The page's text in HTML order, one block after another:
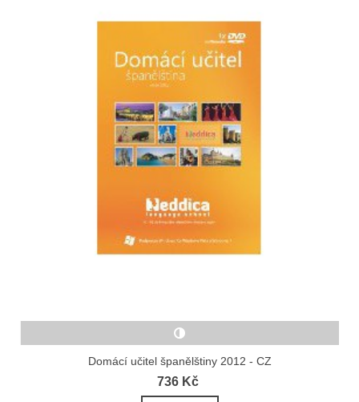
Domácí učitel španělštiny 2012 - CZ
736 Kč